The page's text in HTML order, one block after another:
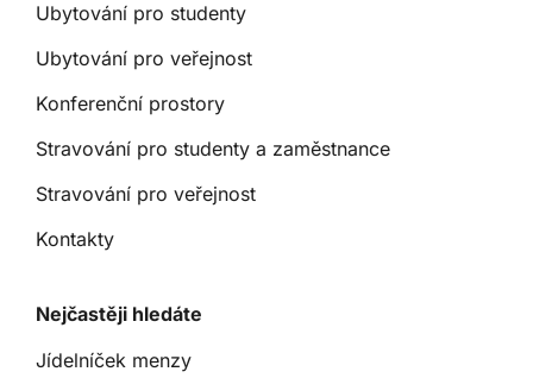
Ubytování pro studenty
Ubytování pro veřejnost
Konferenční prostory
Stravování pro studenty a zaměstnance
Stravování pro veřejnost
Kontakty
Nejčastěji hledáte
Jídelníček menzy